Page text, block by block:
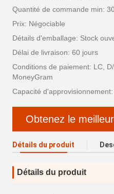
Quantité de commande min:
Prix: Négociable
Détails d'emballage: Stock
Délai de livraison: 60 jours
Conditions de paiement: LC,
MoneyGram
Capacité
Obtenez le
Détails du produit
Détails du produit